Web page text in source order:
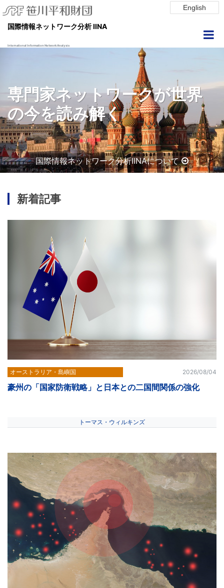
English
国際情報ネットワーク分析 IINA
International Information Network Analysis
専門家ネットワークが世界
の今を読み解く
国際情報ネットワーク分析IINAについて
新着記事
オーストラリア・島嶼国 2026/08/04
豪州の「国家防衛戦略」と日本との二国間関係の強化
トーマス・ウィルキンズ